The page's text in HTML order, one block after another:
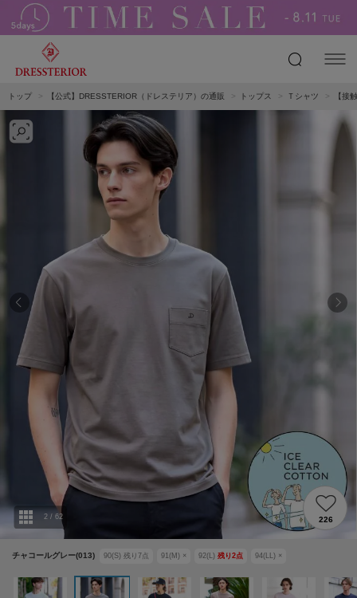
トップ 【公式】DRESSTERIOR（ドレステリア）の通販 トップス Ｔシャツ 【接
チャコールグレー(013) 90(S) 残り 7点 91(M) × 92(L) 残り 2点 94(LL) ×
2 / 62 226